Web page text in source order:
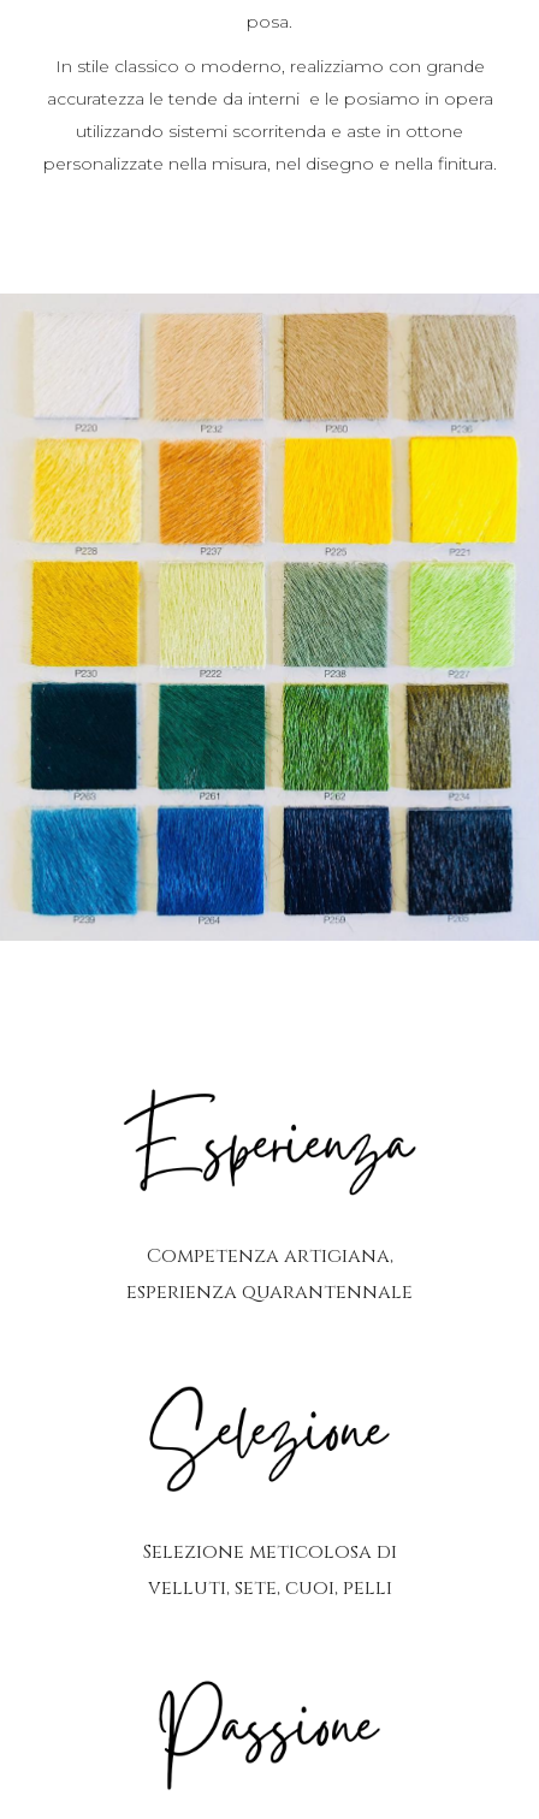
posa.
In stile classico o moderno, realizziamo con grande
accuratezza le tende da interni e le posiamo in opera
utilizzando sistemi scorritenda e aste in ottone
personalizzate nella misura, nel disegno e nella finitura.
Competenza artigiana,
esperienza quarantennale
Selezione meticolosa di
velluti, sete, cuoi, pelli